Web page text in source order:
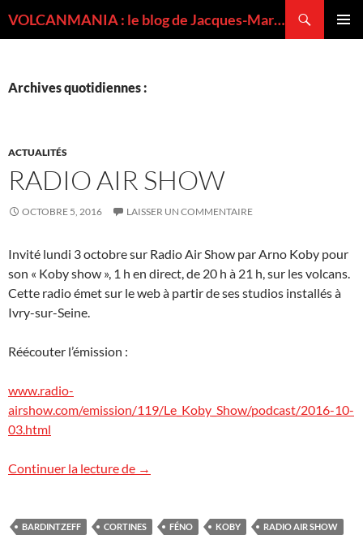
VOLCANMANIA : le blog de Jacques-Marie BARDINTZEFF, volcanologue
Archives quotidiennes :
ACTUALITÉS
RADIO AIR SHOW
OCTOBRE 5, 2016 LAISSER UN COMMENTAIRE
Invité lundi 3 octobre sur Radio Air Show par Arno Koby pour
son « Koby show », 1 h en direct, de 20 h à 21 h, sur les volcans.
Cette radio émet sur le web à partir de ses studios installés à
Ivry-sur-Seine.
Réécouter l’émission :
www.radio-
airshow.com/emission/119/Le_Koby_Show/podcast/2016-10-
03.html
Continuer la lecture de Radio Air Show
→
BARDINTZEFF CORTINES FÉNO KOBY
RADIO AIR SHOW